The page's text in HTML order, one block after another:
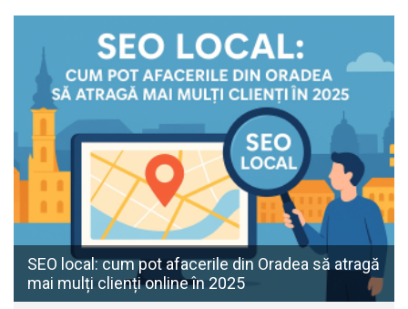
SEO local: cum pot afacerile din Oradea să atragă
mai mulți clienți online în 2025